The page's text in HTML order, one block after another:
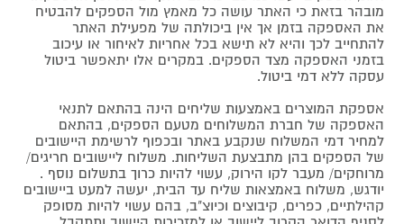
מובהר בזאת כי האתר עושה כל מאמץ מול הספקים להבטיח
את האספקה בזמן אך אין ביכולתה של מפעילת האתר
להתחייב לכך והיא לא תישא בכל אחריות לאיחור או עיכוב
בזמני האספקה מצד הספקים. במקרים אלו יתאפשר ביטול
עסקה ללא דמי ביטול.
אספקת המוצרים באמצעות שליחים הינה בהתאם לתנאי
האספקה של חברת המשלוחים מטעם הספקים, בהתאם
למחיר דמי המשלוח שנקבע באתר ובכפוף לרשימת היישובים
של הספקים בהן מתבצעת השליחות. משלוח ליישובים חריגים/
מרוחקים/ מעבר לקו הירוק, עשוי להיות כרוך בתשלום נוסף .
יודגש, משלוח באמצאות שליח עד הבית, יעשה למעט ביישובים
קהילתיים, כפרים, קיבוצים וכיוצ"ב, בהם עשוי להיות מסופק